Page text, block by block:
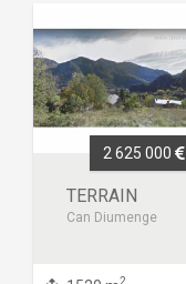
2 625 000
TERRAIN
Can Diumenge